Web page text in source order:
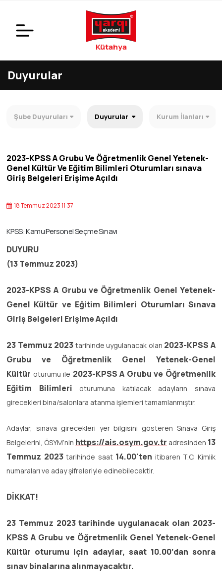
Kütahya
Duyurular
Şube Duyuruları Duyurular Kurum İlanları
2023-KPSS A Grubu Ve Öğretmenlik Genel Yetenek-
Genel Kültür Ve Eğitim Bilimleri Oturumları sınava
Giriş Belgeleri Erişime Açıldı
18 Temmuz 2023 11:37
KPSS: Kamu Personel Seçme Sınavı
DUYURU
(13 Temmuz 2023)
2023-KPSS A Grubu ve Öğretmenlik Genel Yetenek-
Genel Kültür ve Eğitim Bilimleri Oturumları Sınava
Giriş Belgeleri Erişime Açıldı
23 Temmuz 2023 tarihinde uygulanacak olan 2023-KPSS A
Grubu ve Öğretmenlik Genel Yetenek-Genel
Kültür oturumu ile 2023-KPSS A Grubu ve Öğretmenlik
Eğitim Bilimleri
oturumuna
katılacak adayların sınava
girecekleri bina/salonlara atanma işlemleri tamamlanmıştır.
Adaylar, sınava girecekleri yer bilgisini gösteren Sınava Giriş
Belgelerini, ÖSYM’nin https://ais.osym.gov.tr adresinden 13
Temmuz 2023tarihinde saat14.00'ten itibaren T.C. Kimlik
numaraları ve aday şifreleriyle edinebilecektir.
DİKKAT!
23 Temmuz 2023 tarihinde uygulanacak olan 2023-
KPSS A Grubu ve Öğretmenlik Genel Yetenek-Genel
Kültür oturumu için adaylar, saat 10.00’dan sonra
sınav binalarına alınmayacaktır.